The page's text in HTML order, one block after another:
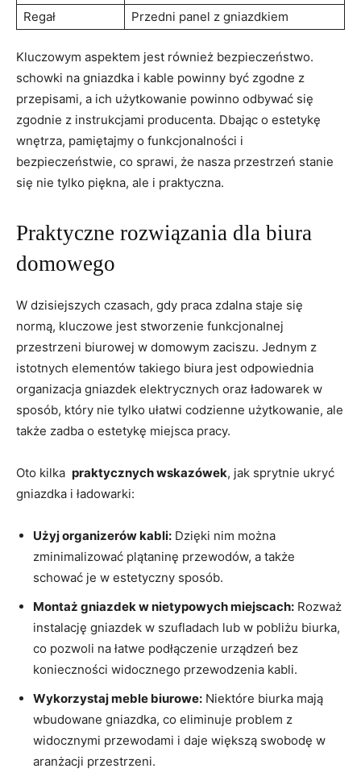
Regał
Przedni panel ‌z gniazdkiem
Kluczowym​ aspektem jest również ⁤bezpieczeństwo.
schowki na gniazdka i kable powinny być⁣ zgodne‌ z
przepisami, a ich użytkowanie powinno⁣ odbywać się
zgodnie z instrukcjami‌ producenta. ⁢Dbając o estetykę
wnętrza, pamiętajmy o⁣ funkcjonalności i
bezpieczeństwie, co‍ sprawi,⁤ że nasza przestrzeń stanie
się nie tylko piękna, ale i‌ praktyczna.
Praktyczne rozwiązania dla biura
domowego
W dzisiejszych czasach, gdy praca zdalna staje się
normą, ‌kluczowe jest stworzenie funkcjonalnej
przestrzeni biurowej w domowym zaciszu. Jednym z
istotnych elementów takiego biura jest odpowiednia
organizacja‍ gniazdek elektrycznych​ oraz ładowarek w
sposób, który nie tylko⁣ ułatwi codzienne użytkowanie, ale
także zadba o estetykę miejsca pracy.
Oto kilka ‍ praktycznych wskazówek, ​jak sprytnie ukryć
gniazdka i ładowarki:
Użyj organizerów ⁤kabli: Dzięki nim ‌można
zminimalizować plątaninę przewodów, a także
schować je w estetyczny sposób.
Montaż gniazdek⁢ w nietypowych miejscach: Rozważ
instalację gniazdek ⁤w szufladach lub w pobliżu ‍biurka,
co pozwoli na łatwe podłączenie urządzeń‌ bez
konieczności widocznego⁤ przewodzenia⁤ kabli.
Wykorzystaj meble biurowe: Niektóre biurka⁢ mają
wbudowane gniazdka, co eliminuje problem z
widocznymi⁤ przewodami i‌ daje większą swobodę w
aranżacji przestrzeni.